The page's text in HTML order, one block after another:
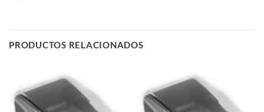
PRODUCTOS RELACIONADOS